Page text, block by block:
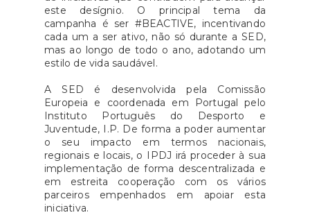
este desígnio. O principal tema da
campanha é ser #BEACTIVE, incentivando
cada um a ser ativo, não só durante a SED,
mas ao longo de todo o ano, adotando um
estilo de vida saudável.
A SED é desenvolvida pela Comissão
Europeia e coordenada em Portugal pelo
Instituto Português do Desporto e
Juventude, I.P. De forma a poder aumentar
o seu impacto em termos nacionais,
regionais e locais, o IPDJ irá proceder à sua
implementação de forma descentralizada e
em estreita cooperação com os vários
parceiros empenhados em apoiar esta
iniciativa.